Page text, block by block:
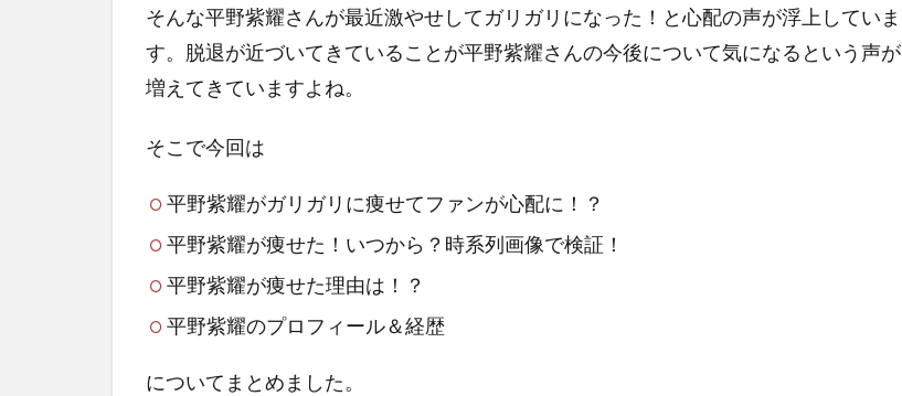
そんな平野紫耀さんが最近激やせしてガリガリになった！と心配の声が浮上していま
す。脱退が近づいてきていることが平野紫耀さんの今後について気になるという声が
増えてきていますよね。
そこで今回は
平野紫耀がガリガリに痩せてファンが心配に！？
平野紫耀が痩せた！いつから？時系列画像で検証！
平野紫耀が痩せた理由は！？
平野紫耀のプロフィール＆経歴
についてまとめました。